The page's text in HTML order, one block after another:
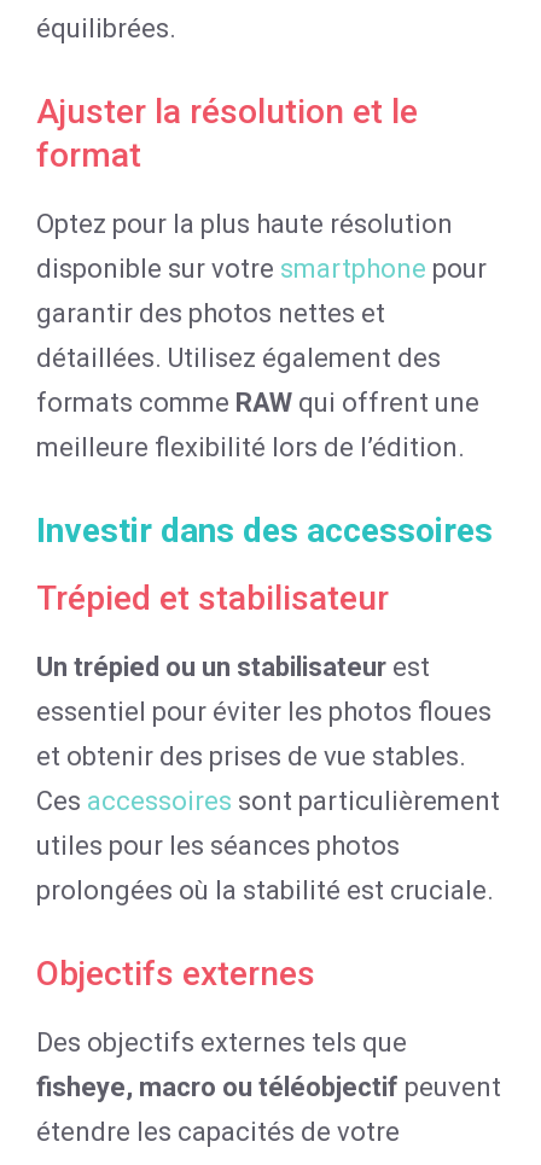
équilibrées.
Ajuster la résolution et le
format
Optez pour la plus haute résolution
disponible sur votre smartphone pour
garantir des photos nettes et
détaillées. Utilisez également des
formats comme RAW qui offrent une
meilleure flexibilité lors de l’édition.
Investir dans des accessoires
Trépied et stabilisateur
Un trépied ou un stabilisateur est
essentiel pour éviter les photos floues
et obtenir des prises de vue stables.
Ces accessoires sont particulièrement
utiles pour les séances photos
prolongées où la stabilité est cruciale.
Objectifs externes
Des objectifs externes tels que
fisheye, macro ou téléobjectif peuvent
étendre les capacités de votre